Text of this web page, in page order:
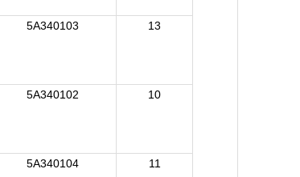
5A340103 13
5A340102 10
5A340104 11